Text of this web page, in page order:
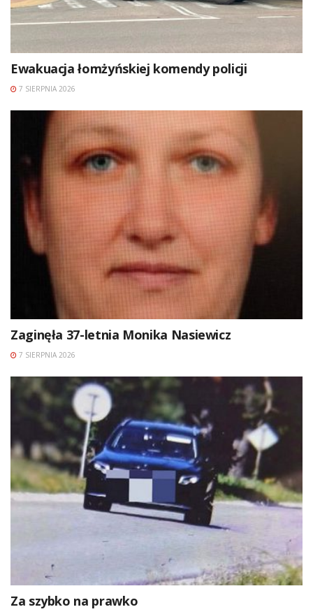
Ewakuacja łomżyńskiej komendy policji
7 SIERPNIA 2026
Zaginęła 37-letnia Monika Nasiewicz
7 SIERPNIA 2026
Za szybko na prawko